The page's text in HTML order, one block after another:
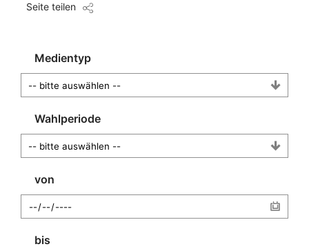
Seite teilen
Medientyp
Wahlperiode
von
bis